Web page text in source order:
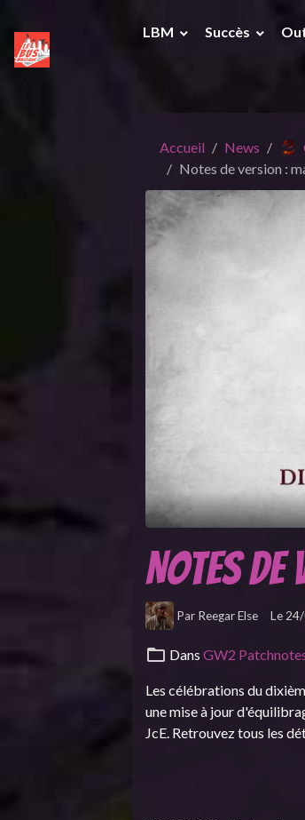
LBM Succès
Accueil News
Notes de version :
Notes
Par Reegar Else Le
DansGW2
Les célébrations du
une mise à jour
JcE. Retrouvez tous les